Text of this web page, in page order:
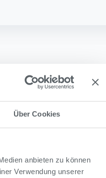
Über Cookies
anbieten zu können
Verwendung unserer